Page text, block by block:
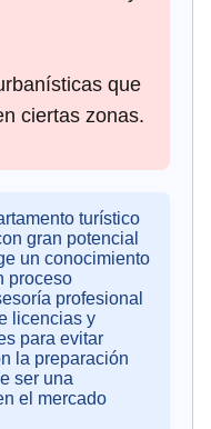
que
ciertas zonas.
turístico
gran potencial
un conocimiento
proceso
profesional
licencias y
para evitar
la preparación
ser una
el mercado